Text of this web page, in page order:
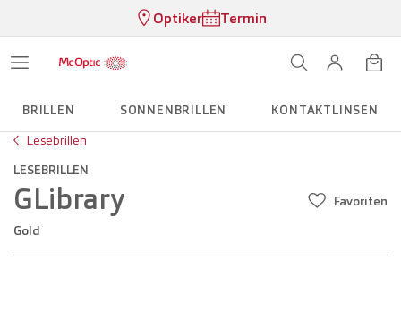
Optiker Termin
BRILLEN SONNENBRILLEN
KONTAKTLINSEN
Lesebrillen
LESEBRILLEN
GLibrary
Gold
Favoriten